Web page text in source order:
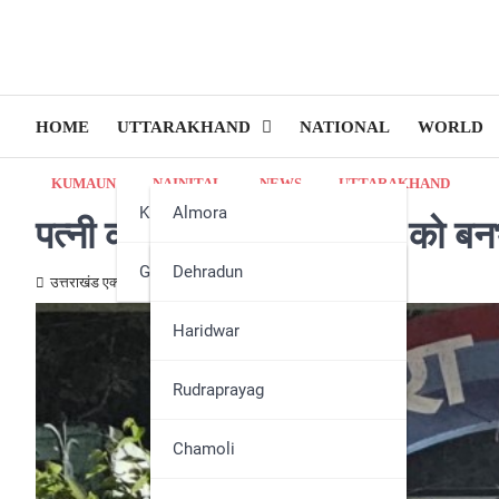
HOME UTTARAKHAND
KumaunAlmora
Bageshwar
Champawat
Nainital
Pithoragarh
GarhwalDehradun
Haridwar
Rudraprayag
Chamoli
NATIONAL WORLD
KUMAUN NAINITAL NEWS UTTARAKHAND
पत्नी की हत्या के आरोपी पति को
उत्तराखंड एक्स्प्रेस न्यूज़ October 24, 2025